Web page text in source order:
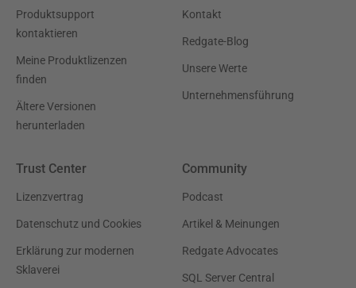
Produktsupport
kontaktieren
Meine Produktlizenzen
finden
Ältere Versionen
herunterladen
Kontakt
Redgate-Blog
Unsere Werte
Unternehmensführung
Trust Center
Lizenzvertrag
Datenschutz und Cookies
Erklärung zur modernen
Sklaverei
Community
Podcast
Artikel & Meinungen
Redgate Advocates
SQL Server Central